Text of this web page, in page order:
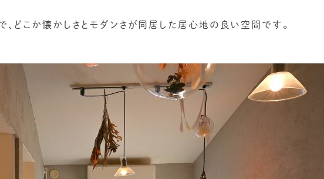
どこか懐かしさとモダンさが同居した居心地の良い空間です。